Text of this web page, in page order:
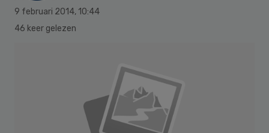
9 februari 2014, 10:44
46 keer gelezen